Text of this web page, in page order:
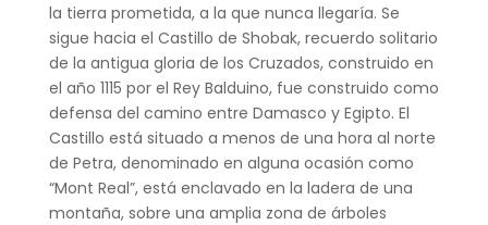
la tierra prometida, a la que nunca llegaría. Se
sigue hacia el Castillo de Shobak, recuerdo solitario
de la antigua gloria de los Cruzados, construido en
el año 1115 por el Rey Balduino, fue construido como
defensa del camino entre Damasco y Egipto. El
Castillo está situado a menos de una hora al norte
de Petra, denominado en alguna ocasión como
“Mont Real”, está enclavado en la ladera de una
montaña, sobre una amplia zona de árboles